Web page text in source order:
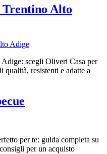
Trentino Alto
scegli Oliveri Casa per
qualità, resistenti e adatte a
per te: guida completa su
per un acquisto